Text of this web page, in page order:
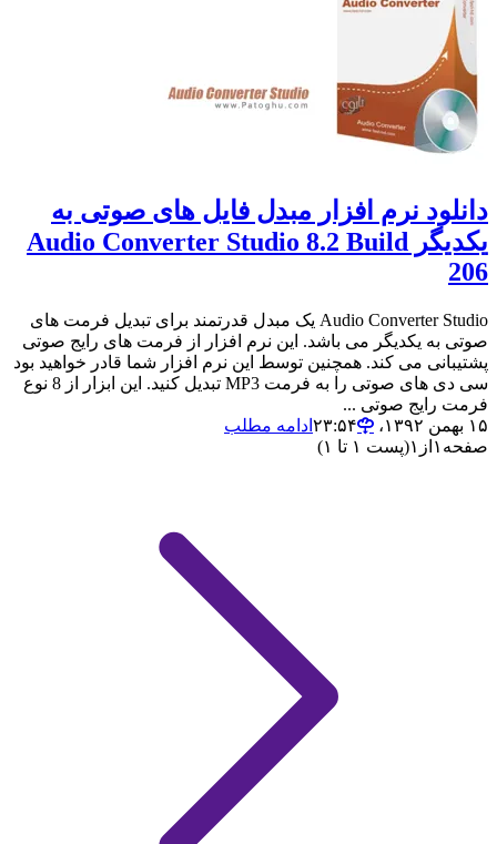
دانلود نرم افزار مبدل فایل های صوتی به
یکدیگر Audio Converter Studio 8.2 Build
206
Audio Converter Studio یک مبدل قدرتمند برای تبدیل فرمت های
صوتی به یکدیگر می باشد. این نرم افزار از فرمت های رایج صوتی
پشتیبانی می کند. همچنین توسط این نرم افزار شما قادر خواهید بود
سی دی های صوتی را به فرمت MP3 تبدیل کنید. این ابزار از 8 نوع
فرمت رایج صوتی ...
۱۵ بهمن ۱۳۹۲،‏ ۲۳:۵۴
ادامه مطلب
صفحه ۱ از ۱(پست ۱ تا ۱)